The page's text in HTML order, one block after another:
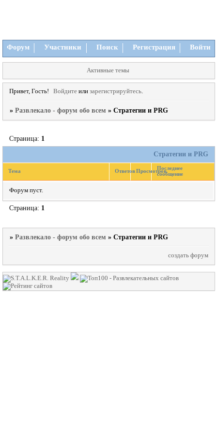
Форум Участники Поиск Регистрация Войти
Активные темы
Привет, Гость! Войдитеили зарегистрируйтесь.
» Развлекало - форум обо всем » Стратегии и PRG
Стратегии и PRG
Страница: 1
Тема ОтветовПросмотровПоследнее
сообщение
Форум пуст.
Страница: 1
» Развлекало - форум обо всем » Стратегии и PRG
создать форум